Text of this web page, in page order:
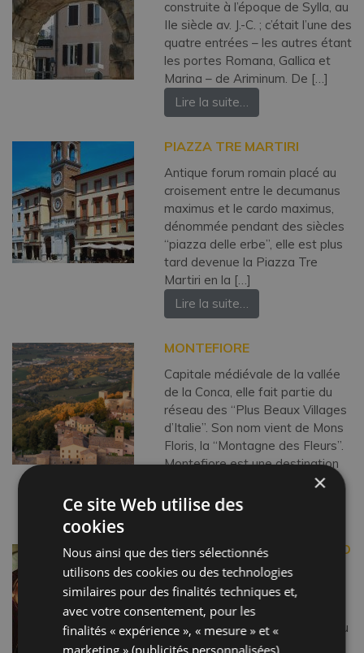
construite à l’époque de Sylla, au
IIe siècle av. J.-C. ; c’était l’une des
quatre entrées – les autres étant
les portes Romana, Gallica et
Marina – de Ariminum. De […]
Lire la suite…
PIAZZA TRE MARTIRI
Antique forum romain placé au
croisement entre le decumanus
maximus et le cardo maximus,
dénommée pendant des siècles
“piazza delle erbe”, elle est plus
tard devenue la Piazza Tre
Martiri en la […]
Lire la suite…
MONTEFIORE
Capitale médiévale de la vallée
de la Conca, elle fait partie du
réseau des “Plus Beaux Villages
d’Italie”. Son nom vient de Mons
Floris, la “Montagne des Fleurs”.
Montefiore est une destination
Lire la suite…
MONDAINO ET « PALIO DE LO
DAINO »
Mondaino est un ancien avant-
poste militaire pour la défense
des zones frontalières. Il a connu
l’apogée de son importance
×
Ce site Web utilise des
cookies
Nous ainsi que des tiers sélectionnés
utilisons des cookies ou des technologies
similaires pour des finalités techniques et,
avec votre consentement, pour les
finalités « expérience », « mesure » et «
marketing » (publicités personnalisées)